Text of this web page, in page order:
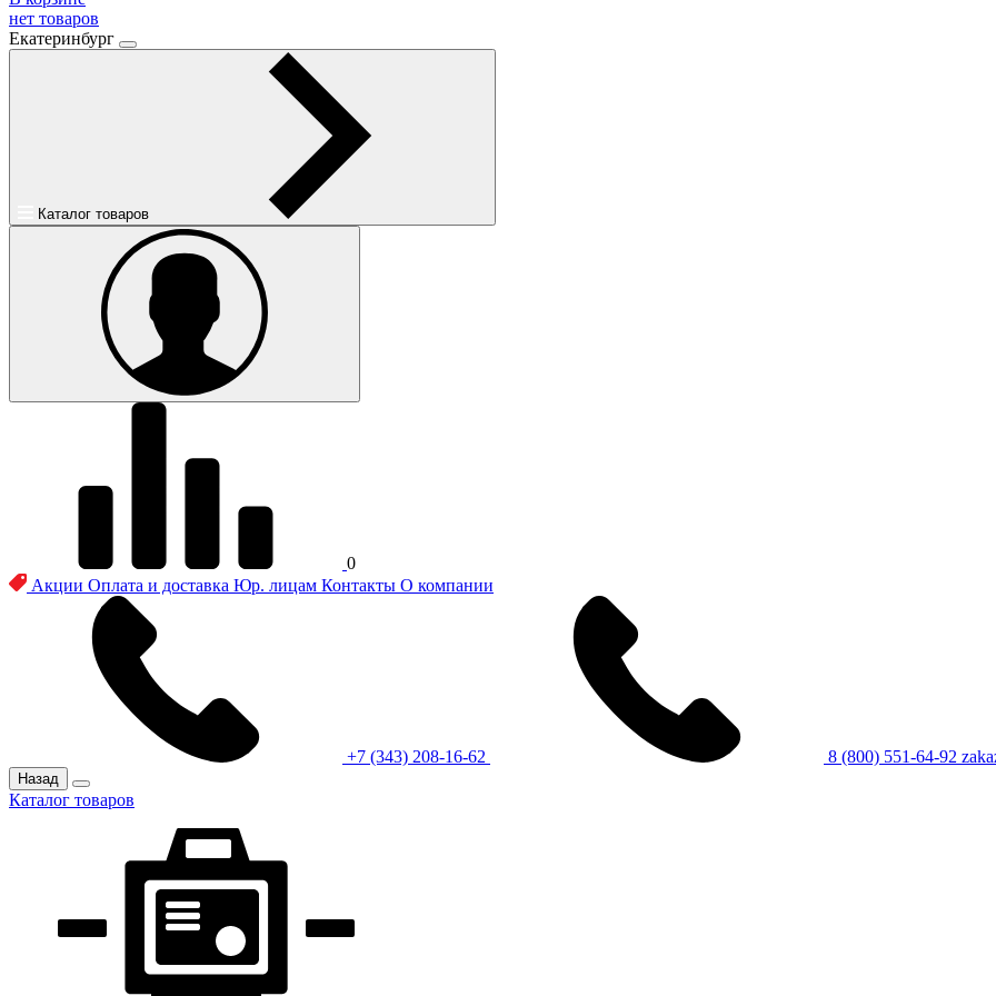
нет товаров
Екатеринбург
Каталог товаров
0
Акции Оплата и доставка Юр. лицам Контакты О компании
+7 (343) 208-16-62 8 (800) 551-64-92
Назад
Каталог товаров